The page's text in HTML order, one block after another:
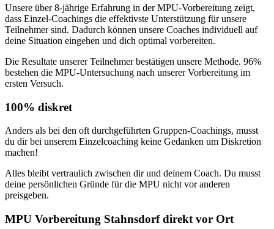
Unsere über 8-jährige Erfahrung in der MPU-Vorbereitung zeigt,
dass Einzel-Coachings die effektivste Unterstützung für unsere
Teilnehmer sind. Dadurch können unsere Coaches individuell auf
deine Situation eingehen und dich optimal vorbereiten.
Die Resultate unserer Teilnehmer bestätigen unsere Methode. 96%
bestehen die MPU-Untersuchung nach unserer Vorbereitung im
ersten Versuch.
100% diskret
Anders als bei den oft durchgeführten Gruppen-Coachings, musst
du dir bei unserem Einzelcoaching keine Gedanken um Diskretion
machen!
Alles bleibt vertraulich zwischen dir und deinem Coach. Du musst
deine persönlichen Gründe für die MPU nicht vor anderen
preisgeben.
MPU Vorbereitung Stahnsdorf direkt vor Ort